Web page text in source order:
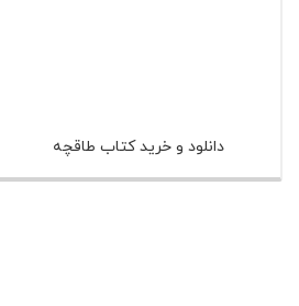
دانلود و خرید کتاب طاقچه